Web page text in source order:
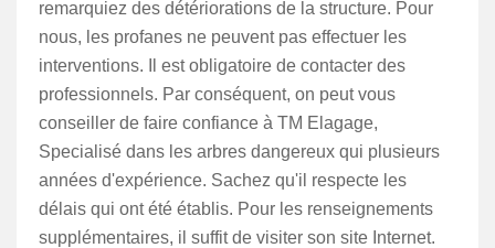
remarquiez des détériorations de la structure. Pour
nous, les profanes ne peuvent pas effectuer les
interventions. Il est obligatoire de contacter des
professionnels. Par conséquent, on peut vous
conseiller de faire confiance à TM Elagage,
Specialisé dans les arbres dangereux qui plusieurs
années d'expérience. Sachez qu'il respecte les
délais qui ont été établis. Pour les renseignements
supplémentaires, il suffit de visiter son site Internet.